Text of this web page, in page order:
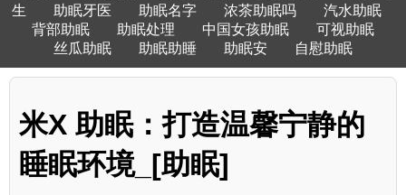
生
助眠牙医 助眠名字 浓茶助眠吗
汽水助眠
背部助眠
助眠处理 中国女孩助眠
可视助眠
丝瓜助眠
助眠助睡 助眠安 自慰助眠
米X 助眠：打造温馨宁静的
睡眠环境_[助眠]